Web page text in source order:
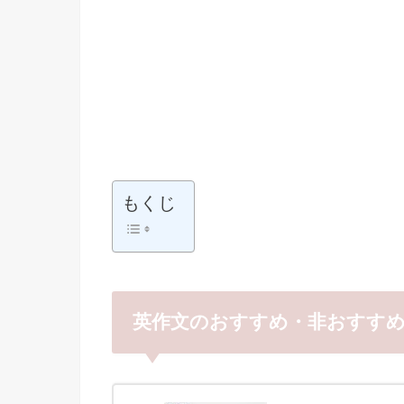
もくじ
英作文のおすすめ・非おすす